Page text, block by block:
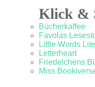
Klick &
Bücherkaffee
Favolas
Little Words
Letterheart
Friedelchens
Miss